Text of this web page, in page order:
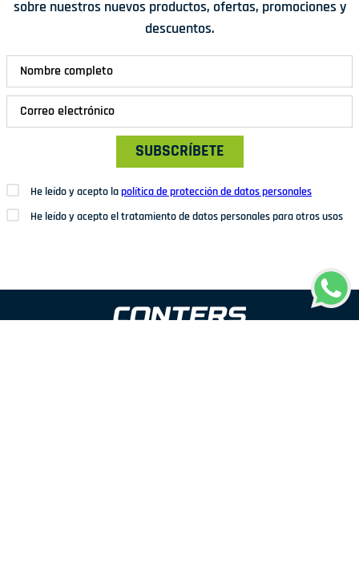
sobre nuestros nuevos productos, ofertas, promociones y
descuentos.
SUBSCRÍBETE
He leído y acepto lapolítica de protección de datos personales
He leído y acepto el tratamiento de datos personales para otros usos